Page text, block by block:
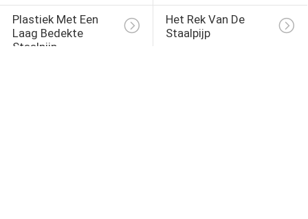
Plastiek Met Een
Laag Bedekte
Staalpijp
Het Rek Van De
Staalpijp